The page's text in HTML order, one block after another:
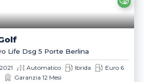
Life Dsg 5 Porte Berlina
2021 Automatico Ibrida
Euro 6
Garanzia 12 Mesi